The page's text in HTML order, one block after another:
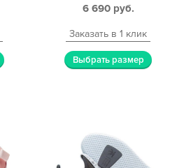
6 690 руб.
Заказать в 1 клик
Выбрать размер